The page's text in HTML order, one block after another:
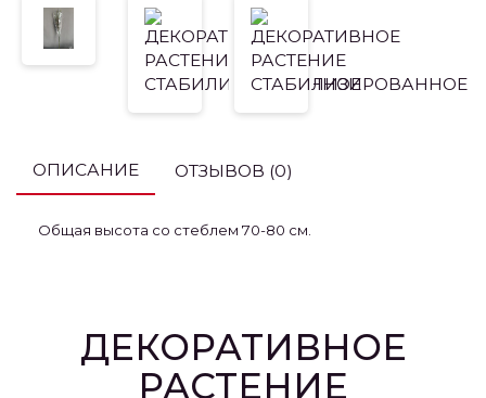
ОПИСАНИЕ ОТЗЫВОВ (0)
Общая высота со стеблем 70-80 см.
ДЕКОРАТИВНОЕ
РАСТЕНИЕ